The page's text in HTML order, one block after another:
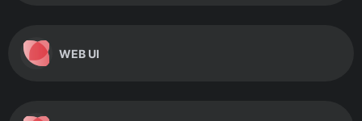
WEB UI